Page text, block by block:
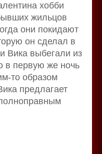
хобби
жильцов
они покидают
он сделал в
Вика выбегали из
в первую же ночь
то образом
предлагает